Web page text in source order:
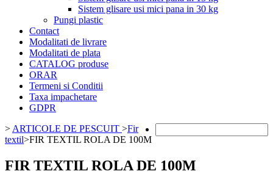
Sistem glisare usi mici pana in 30 kg
Pungi plastic
Contact
Modalitati de livrare
Modalitati de plata
CATALOG produse
ORAR
Termeni si Conditii
Taxa impachetare
GDPR
> ARTICOLE DE PESCUIT >Fir
textil>FIR TEXTIL ROLA DE 100M
FIR TEXTIL ROLA DE 100M